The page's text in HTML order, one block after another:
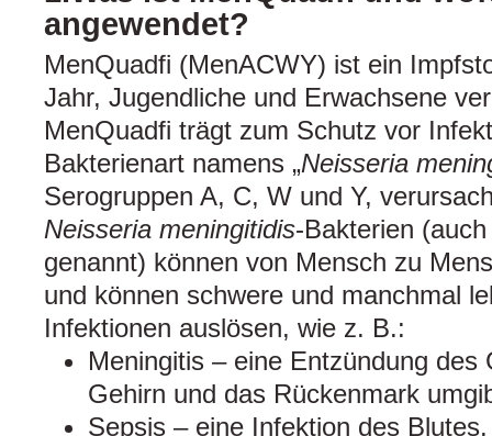
angewendet?
MenQuadfi (MenACWY) ist ein
Jahr, Jugendliche und Erwachsene
MenQuadfi trägt zum Schutz vor
Bakterienart namens „Neisseria
Serogruppen A, C, W und Y,
Neisseria meningitidis-Bakterien
genannt) können von Mensch zu
und können schwere und manchmal
Infektionen auslösen, wie z. B.:
Meningitis – eine Entzündung des
Gehirn und das Rückenmark
Sepsis – eine Infektion des Blutes.